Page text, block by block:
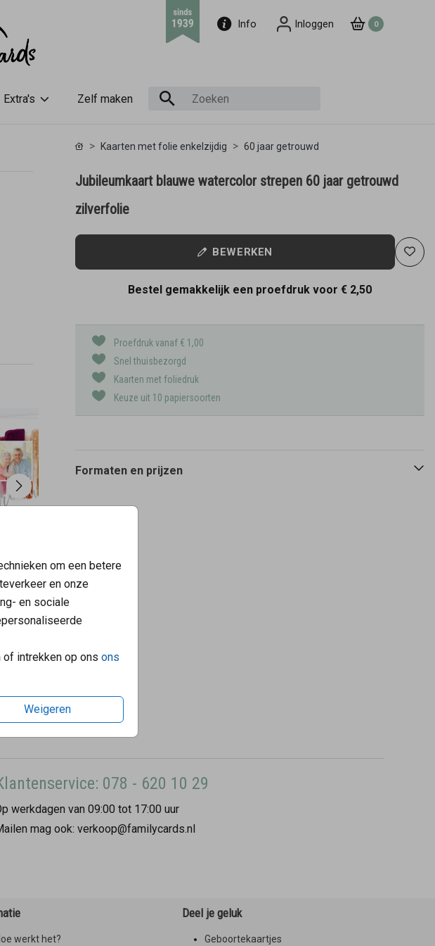
Info Inloggen 0
Extra's Zelf maken
om een betere
en onze
en sociale
intrekken op ons ons
Weigeren
Kaarten met folie enkelzijdig 60 jaar getrouwd
Jubileumkaart blauwe watercolor strepen 60 jaar getrouwd
zilverfolie
BEWERKEN
Bestel gemakkelijk een proefdruk voor € 2,50
Proefdruk vanaf € 1,00
Snel thuisbezorgd
Kaarten met foliedruk
Keuze uit 10 papiersoorten
Formaten en prijzen
078 - 620 10 29
werkdagen van 09:00 tot 17:00 uur
mag ook: verkoop@familycards.nl
werkt het?
Deel je geluk
Geboortekaartjes